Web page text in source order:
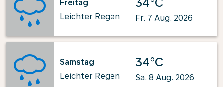
Freitag
Leichter Regen
Fr. 7 Aug. 2026
Samstag
Leichter Regen
34°C
Sa. 8 Aug. 2026